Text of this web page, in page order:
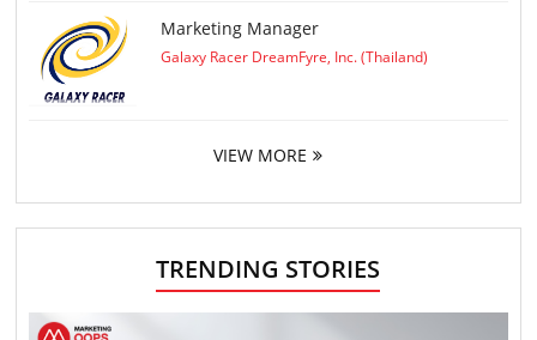
Marketing Manager
Galaxy Racer DreamFyre, Inc. (Thailand)
VIEW MORE
TRENDING STORIES